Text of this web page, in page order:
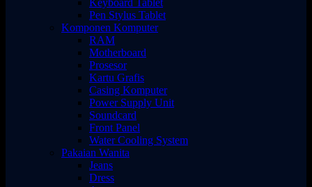
Keyboard Tablet
Pen Stylus Tablet
Komponen Komputer
RAM
Motherboard
Prosesor
Kartu Grafis
Casing Komputer
Power Supply Unit
Soundcard
Front Panel
Water Cooling System
Pakaian Wanita
Jeans
Dress